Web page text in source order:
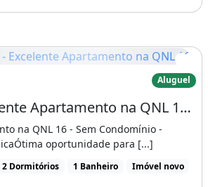
Apartamento na QNL 16
Aluguel
QNL 16 - Excelente Apartamento na QNL 16 com Varanda - Sem Condomínio - Localização
na QNL 16 - Sem Condomínio -
oportunidade para [...]
2 Dormitórios 1 Banheiro Imóvel novo